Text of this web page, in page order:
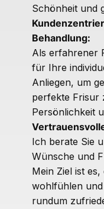
Schönheit und
Behandlung:
Als erfahrener
für Ihre
Anliegen, um
perfekte Frisur
Persönlichkeit
Ich berate Sie
Wünsche und
Mein Ziel ist
wohlfühlen
rundum